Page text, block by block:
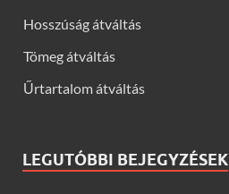
Hosszúság átváltás
Tömeg átváltás
Űrtartalom átváltás
LEGUTÓBBI BEJEGYZÉSEK